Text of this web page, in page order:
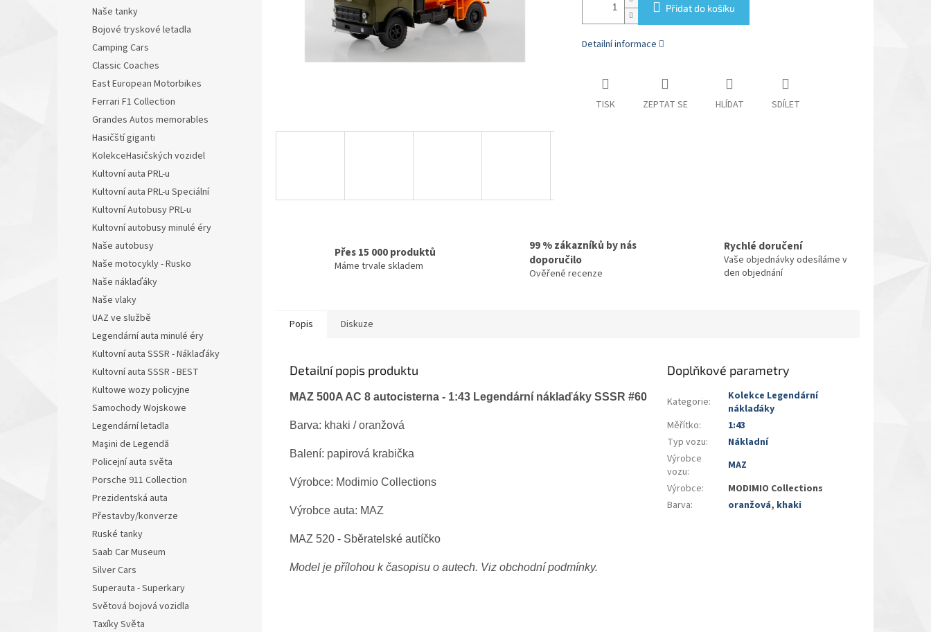
Naše tanky
Bojové tryskové letadla
Camping Cars
Classic Coaches
East European Motorbikes
Ferrari F1 Collection
Grandes Autos memorables
Hasičští giganti
KolekceHasičských vozidel
Kultovní auta PRL-u
Kultovní auta PRL-u Speciální
Kultovní Autobusy PRL-u
Kultovní autobusy minulé éry
Naše autobusy
Naše motocykly - Rusko
Naše náklaďáky
Naše vlaky
UAZ ve službě
Legendární auta minulé éry
Kultovní auta SSSR - Náklaďáky
Kultovní auta SSSR - BEST
Kultowe wozy policyjne
Samochody Wojskowe
Legendární letadla
Maşini de Legendă
Policejní auta světa
Porsche 911 Collection
Prezidentská auta
Přestavby/konverze
Ruské tanky
Saab Car Museum
Silver Cars
Superauta - Superkary
Světová bojová vozidla
Taxíky Světa
Přidat do košíku
Detailní informace
TISK ZEPTAT SE HLÍDAT SDÍLET
Přes 15 000 produktů
Máme trvale skladem
99 % zákazníků by nás
doporučilo
Ověřené recenze
Rychlé doručení
Vaše objednávky odesíláme v
den objednání
Popis Diskuze
Detailní popis produktu
MAZ 500A AC 8 autocisterna - 1:43 Legendární náklaďáky SSSR #60
Barva: khaki / oranžová
Balení: papirová krabička
Výrobce: Modimio Collections
Výrobce auta: MAZ
MAZ 520 - Sběratelské autíčko
Model je přílohou k časopisu o autech. Viz obchodní podmínky.
Doplňkové parametry
Kategorie:
Kolekce Legendární
náklaďáky
Měřítko:
1:43
Typ vozu:
Nákladní
Výrobce
vozu:
MAZ
Výrobce:
MODIMIO Collections
Barva: oranžová, khaki